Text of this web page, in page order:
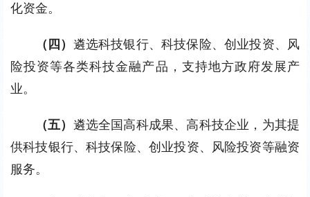
化资金。
（四） 遴选科技银行、科技保险、创业投资、风
险投资等各类科技金融产品，支持地方政府发展产
业。
（五） 遴选全国高科成果、高科技企业，为其提
供科技银行、科技保险、创业投资、风险投资等融资
服务。